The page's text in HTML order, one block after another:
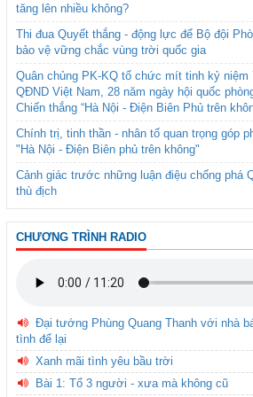
tăng lên nhiều không?
Thi đua Quyết thắng - động lực để Bộ đội
bảo vệ vững chắc vùng trời quốc gia
Quân chủng PK-KQ tổ chức mít tinh kỷ niệm
QĐND Việt Nam, 28 năm ngày hội quốc
Chiến thắng “Hà Nội - Điện Biên Phủ trên
Chính trị, tinh thần - nhân tố quan trọng góp
"Hà Nội - Điện Biên phủ trên không"
Cảnh giác trước những luận điệu chống phá
thù địch
CHƯƠNG TRÌNH RADIO
Đại tướng Phùng Quang Thanh với nhà
tình để lại
Xanh mãi tình yêu bầu trời
Bài 1: Tổ 3 người - xưa mà không cũ